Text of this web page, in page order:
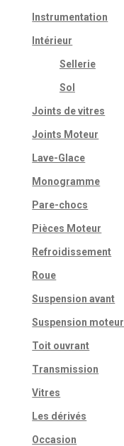
Instrumentation
Intérieur
Sellerie
Sol
Joints de vitres
Joints Moteur
Lave-Glace
Monogramme
Pare-chocs
Pièces Moteur
Refroidissement
Roue
Suspension avant
Suspension moteur
Toit ouvrant
Transmission
Vitres
Les dérivés
Occasion